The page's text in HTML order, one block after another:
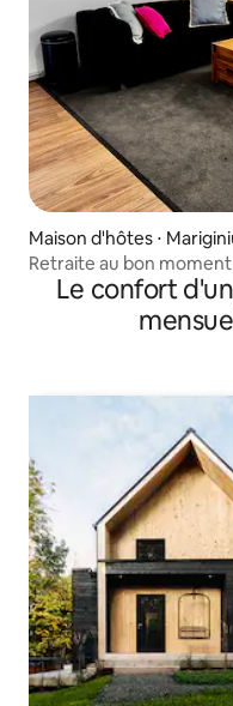
Maison d'hôtes ⋅
Retraite au bon moment
Le confort